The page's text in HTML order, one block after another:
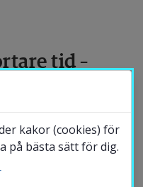
tid –
eller plats
att identifiera vad
lärarutbildare
kakor (cookies) för
på bästa sätt för dig.